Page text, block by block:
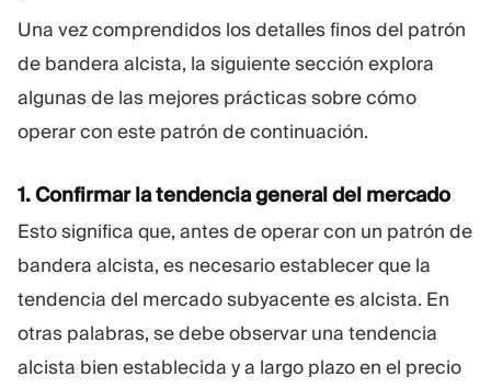
Una vez comprendidos los detalles finos del patrón
de bandera alcista, la siguiente sección explora
algunas de las mejores prácticas sobre cómo
operar con este patrón de continuación.
1. Confirmar la tendencia general del mercado
Esto significa que, antes de operar con un patrón de
bandera alcista, es necesario establecer que la
tendencia del mercado subyacente es alcista. En
otras palabras, se debe observar una tendencia
alcista bien establecida y a largo plazo en el precio